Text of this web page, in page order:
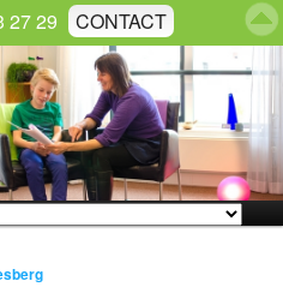
27 29 CONTACT